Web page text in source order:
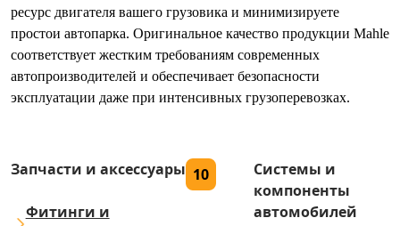
ресурс двигателя вашего грузовика и минимизируете
простои автопарка. Оригинальное качество продукции Mahle
соответствует жестким требованиям современных
автопроизводителей и обеспечивает безопасности
эксплуатации даже при интенсивных грузоперевозках.
Запчасти и аксессуары 10
Фитинги и
Системы и
компоненты
автомобилей